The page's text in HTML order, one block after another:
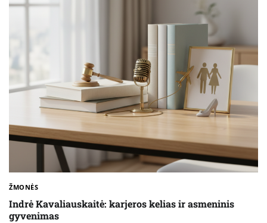
ŽMONĖS
Indrė Kavaliauskaitė: karjeros kelias ir asmeninis
gyvenimas